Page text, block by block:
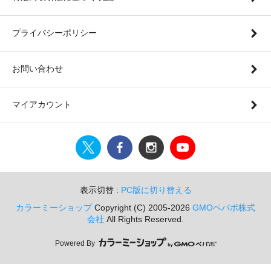
プライバシーポリシー
お問い合わせ
マイアカウント
表示切替 : PC版に切り替える
カラーミーショップCopyright (C) 2005-2026 GMOペパボ株式
会社 All Rights Reserved.
Powered By